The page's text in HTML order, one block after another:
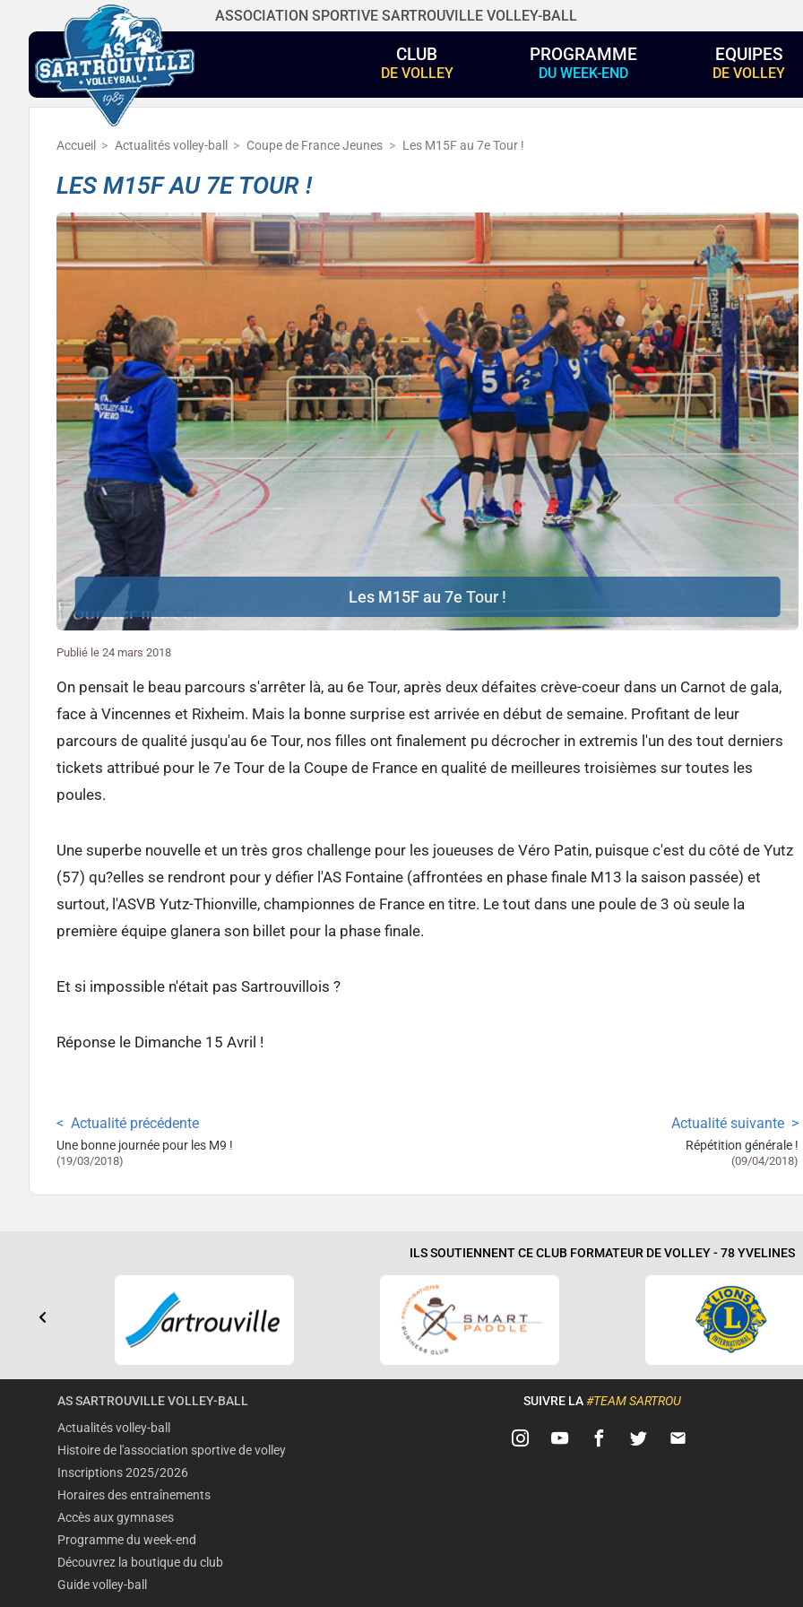
ASSOCIATION SPORTIVE SARTROUVILLE VOLLEY-BALL
CLUB
DE VOLLEY
PROGRAMME
DU WEEK-END
EQUIPES
DE VOLLEY
Accueil Actualités volley-ball Coupe de France Jeunes Les M15F au 7e Tour !
LES M15F AU 7E TOUR !
Les M15F au 7e Tour !
Publié le 24 mars 2018
On pensait le beau parcours s'arrêter là, au 6e Tour, après deux défaites crève-coeur dans un Carnot de gala,
face à Vincennes et Rixheim. Mais la bonne surprise est arrivée en début de semaine. Profitant de leur
parcours de qualité jusqu'au 6e Tour, nos filles ont finalement pu décrocher in extremis l'un des tout derniers
tickets attribué pour le 7e Tour de la Coupe de France en qualité de meilleures troisièmes sur toutes les
poules.
Une superbe nouvelle et un très gros challenge pour les joueuses de Véro Patin, puisque c'est du côté de Yutz
(57) qu?elles se rendront pour y défier l'AS Fontaine (affrontées en phase finale M13 la saison passée) et
surtout, l'ASVB Yutz-Thionville, championnes de France en titre. Le tout dans une poule de 3 où seule la
première équipe glanera son billet pour la phase finale.
Et si impossible n'était pas Sartrouvillois ?
Réponse le Dimanche 15 Avril !
Actualité précédente
Une bonne journée pour les M9 !
(19/03/2018)
Actualité suivante
Répétition générale !
(09/04/2018)
ILS SOUTIENNENT CE CLUB FORMATEUR DE VOLLEY - 78 YVELINES
AS SARTROUVILLE VOLLEY-BALL
Actualités volley-ball
Histoire de l'association sportive de volley
Inscriptions 2025/2026
Horaires des entraînements
Accès aux gymnases
Programme du week-end
Découvrez la boutique du club
Guide volley-ball
SUIVRE LA#TEAM SARTROU